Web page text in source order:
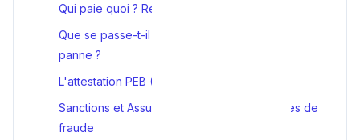
Qui paie quoi ? Répartition claire des coûts
Que se passe-t-il si la chaudière tombe en
panne ?
L'attestation PEB (Le Graal du technicien G1)
Sanctions et Assurance Incendie : Les risques de
fraude